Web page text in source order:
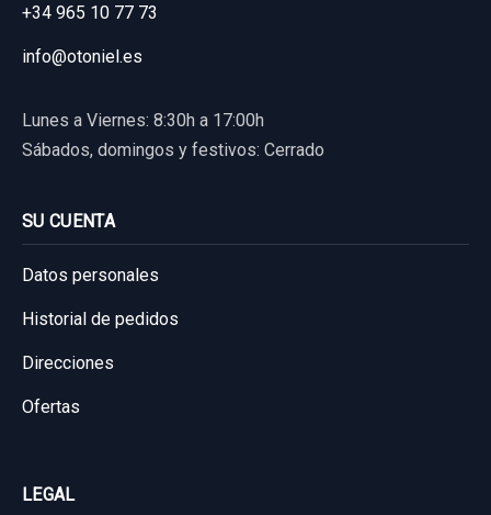
+34 965 10 77 73
info@otoniel.es
Lunes a Viernes: 8:30h a 17:00h
Sábados, domingos y festivos: Cerrado
SU CUENTA
Datos personales
Historial de pedidos
Direcciones
Ofertas
LEGAL